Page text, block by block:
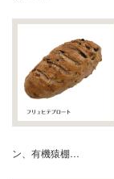
ン、有機猿棚…